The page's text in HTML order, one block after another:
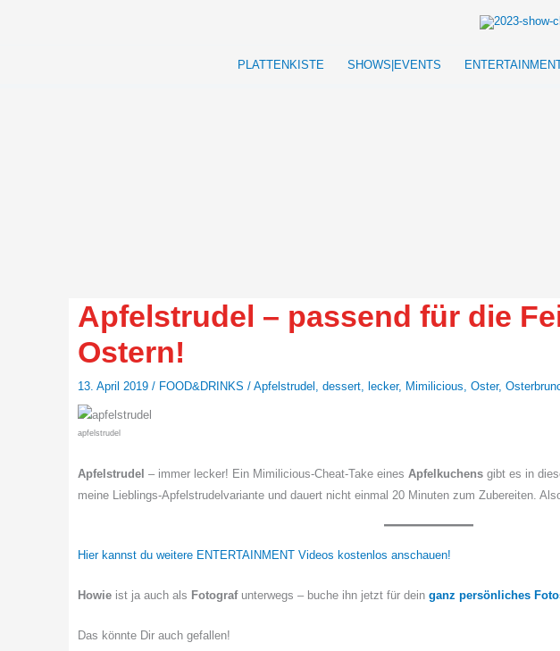
PLATTENKISTE
SHOWS|EVENTS
Apfelstrudel – passend für die
Ostern!
13. April 2019 / FOOD&DRINKS / Apfelstrudel , dessert, lecker, Mimilicious, Oster,
apfelstrudel
Apfelstrudel – immer lecker! Ein Mimilicious-Cheat-Take eines Apfelkuchens gibt es in
meine Lieblings-Apfelstrudelvariante und dauert nicht einmal 20 Minuten zum Zubereiten.
Hier kannst du weitere ENTERTAINMENT Videos kostenlos anschauen!
Howie ist ja auch als Fotografunterwegs – buche ihn jetzt für dein ganz persönliches
Das könnte Dir auch gefallen!